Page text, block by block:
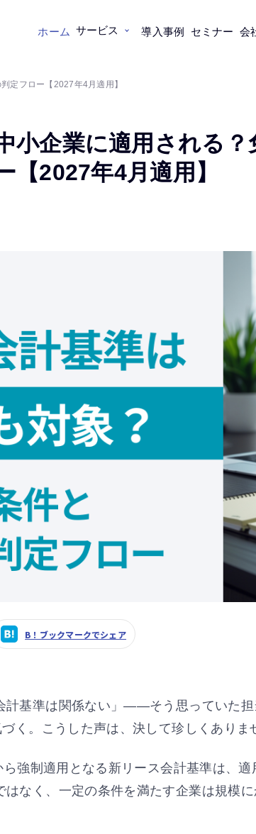
ホーム サービス 導入事例 セミナー 会
定フロー【2027年4月適用】
小企業に適用される？
【2027年4月適用】
B！ブックマークでシェア
計基準は関係ない」——そう思っていた
く。こうした声は、決して珍しくありま
強制適用となる新リース会計基準は、適
はなく、一定の条件を満たす企業は規模